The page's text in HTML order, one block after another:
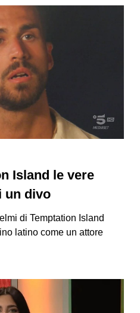
Island le vere
un divo
di Temptation Island
latino come un attore